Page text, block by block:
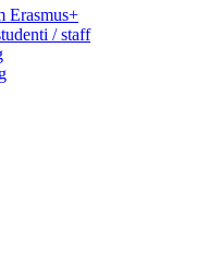
Erasmus+
/ staff